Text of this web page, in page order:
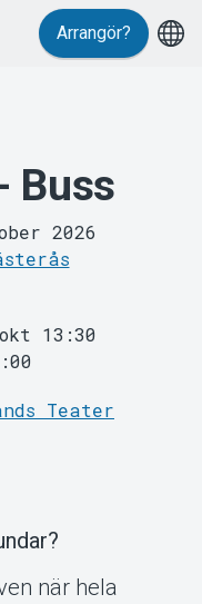
Arrangör?
Buss
2026
13:30
Teater
när hela